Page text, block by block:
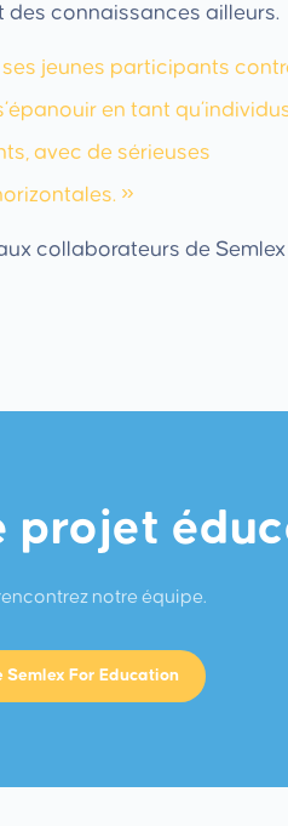
des connaissances ailleurs.
jeunes participants
en tant
avec de sérieuses
»
collaborateurs de
projet
notre équipe.
For Education